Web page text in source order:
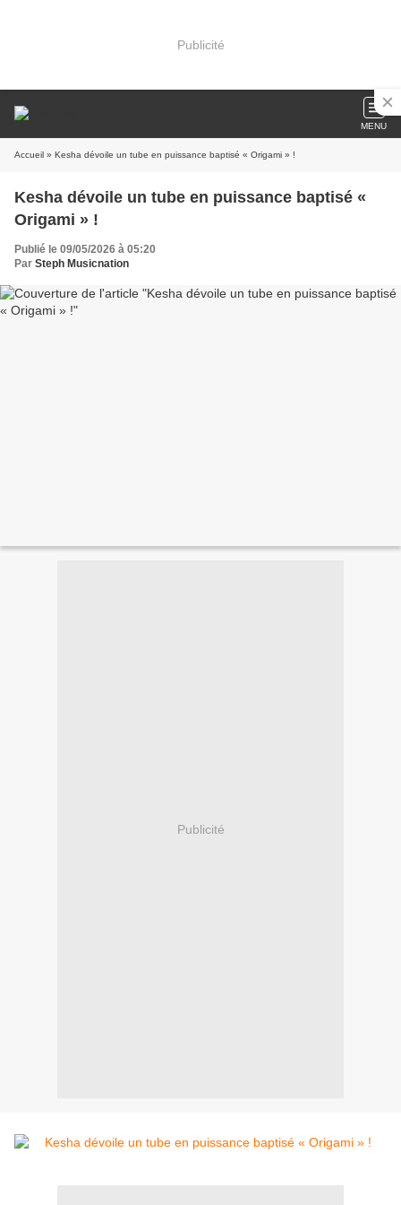
Publicité
MENU
Accueil » Kesha dévoile un tube en puissance baptisé « Origami » !
Kesha dévoile un tube en puissance baptisé «
Origami » !
Publié le 09/05/2026 à 05:20
Par Steph Musicnation
Publicité